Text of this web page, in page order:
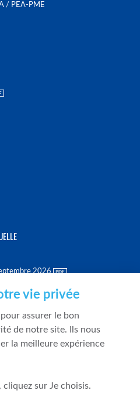
/ PEA-PME
2026
de résolution
vie privée
assurer le bon
de notre site. Ils nous
la meilleure expérience
sur Je choisis.